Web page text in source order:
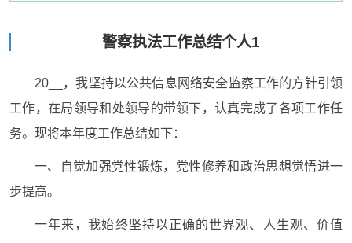
警察执法工作总结个人1
20__，我坚持以公共信息网络安全监察工作的方针引领
工作，在局领导和处领导的带领下，认真完成了各项工作任
务。现将本年度工作总结如下：
一、自觉加强党性锻炼，党性修养和政治思想觉悟进一
步提高。
一年来，我始终坚持以正确的世界观、人生观、价值